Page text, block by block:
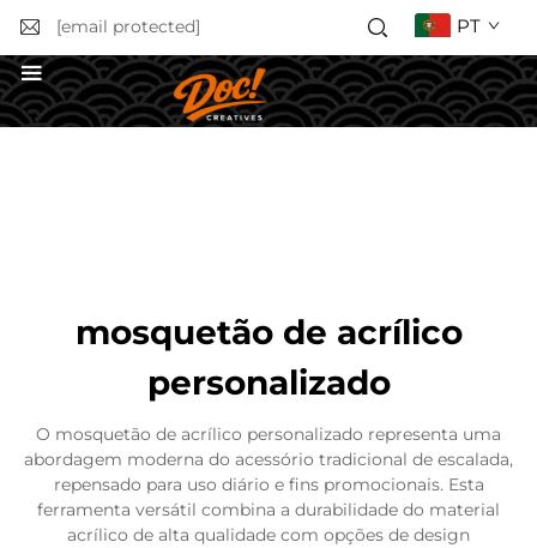
[email protected] PT
mosquetão de acrílico
personalizado
O mosquetão de acrílico personalizado representa uma
abordagem moderna do acessório tradicional de escalada,
repensado para uso diário e fins promocionais. Esta
ferramenta versátil combina a durabilidade do material
acrílico de alta qualidade com opções de design